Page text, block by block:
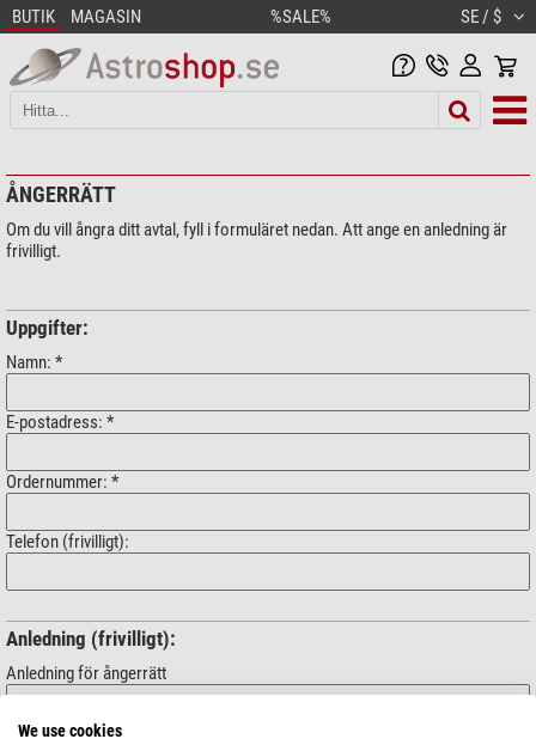
BUTIK MAGASIN %SALE% SE / $
ÅNGERRÄTT
Om du vill ångra ditt avtal, fyll i formuläret nedan. Att ange en anledning är
frivilligt.
Uppgifter:
Namn: *
E-postadress: *
Ordernummer: *
Telefon (frivilligt):
Anledning (frivilligt):
Anledning för ångerrätt
Ditt meddelande (frivilligt):
We use cookies